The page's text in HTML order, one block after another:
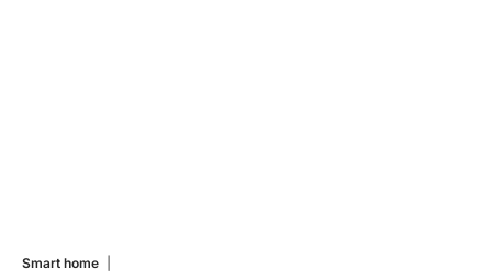
Smart home